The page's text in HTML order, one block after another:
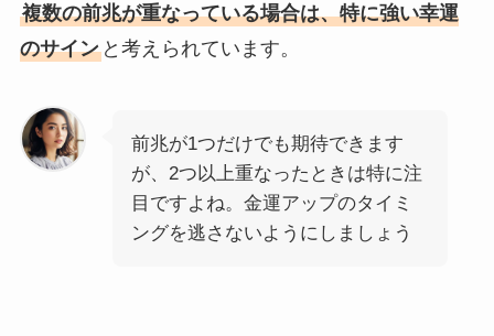
複数の前兆が重なっている場合は、特に強い幸運
のサインと考えられています。
前兆が1つだけでも期待できます
が、2つ以上重なったときは特に注
目ですよね。金運アップのタイミ
ングを逃さないようにしましょう